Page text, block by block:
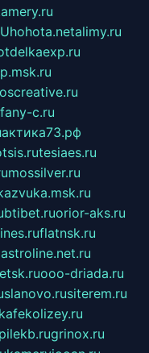
hohota.netalimy.ru
c.ru
tesiaes.ru
mossilver.ru
orior-aks.ru
flatnsk.ru
astroline.net.ru
ooo-driada.ru
siterem.ru
kafekolizey.ru
grinox.ru